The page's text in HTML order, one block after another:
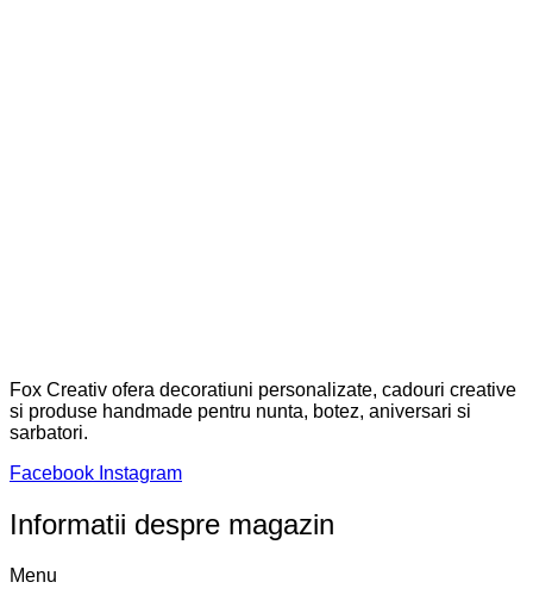
Fox Creativ ofera decoratiuni personalizate, cadouri creative
si produse handmade pentru nunta, botez, aniversari si
sarbatori.
Facebook Instagram
Informatii despre magazin
Menu